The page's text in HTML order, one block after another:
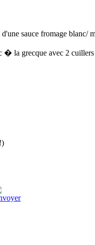
sauce fromage blanc/
� la grecque avec 2